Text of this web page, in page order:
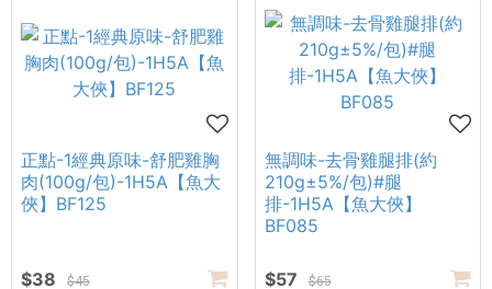
正點-1經典原味-舒肥雞胸
肉(100g/包)-1H5A【魚大
俠】BF125
$38 $45
無調味-去骨雞腿排(約
210g±5%/包)#腿
排-1H5A【魚大俠】
BF085
$57 $65